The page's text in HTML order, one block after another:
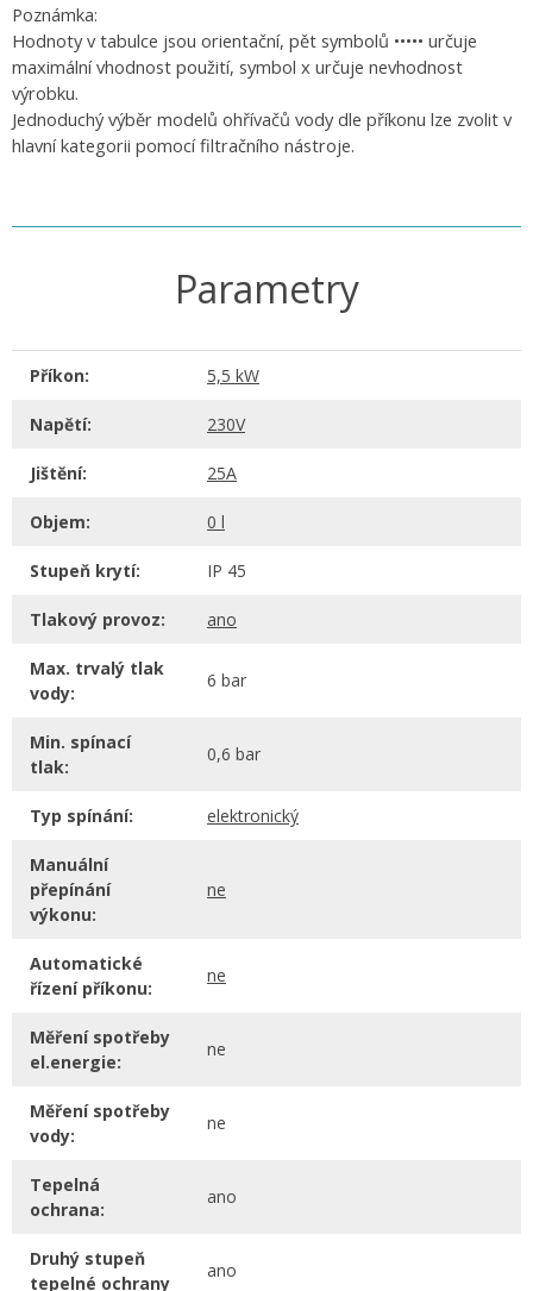
Poznámka:
Hodnoty v tabulce jsou orientační, pět symbolů ••••• určuje
maximální vhodnost použití, symbol x určuje nevhodnost
výrobku.
Jednoduchý výběr modelů ohřívačů vody dle příkonu lze zvolit v
hlavní kategorii pomocí filtračního nástroje.
Parametry
Příkon: 5,5 kW
Napětí: 230V
Jištění: 25A
Objem: 0 l
Stupeň krytí: IP 45
Tlakový provoz: ano
Max. trvalý tlak
vody:
6 bar
Min. spínací
tlak:
0,6 bar
Typ spínání: elektronický
Manuální
přepínání
výkonu:
ne
Automatické
řízení příkonu:
ne
Měření spotřeby
el.energie:
ne
Měření spotřeby
vody:
ne
Tepelná
ochrana:
ano
Druhý stupeň
tepelné ochrany
ano